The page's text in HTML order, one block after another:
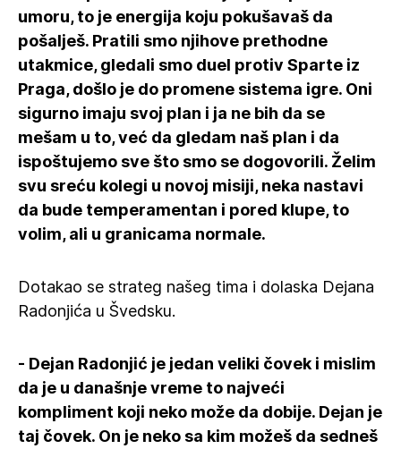
umoru, to je energija koju pokušavaš da
pošalješ. Pratili smo njihove prethodne
utakmice, gledali smo duel protiv Sparte iz
Praga, došlo je do promene sistema igre. Oni
sigurno imaju svoj plan i ja ne bih da se
mešam u to, već da gledam naš plan i da
ispoštujemo sve što smo se dogovorili. Želim
svu sreću kolegi u novoj misiji, neka nastavi
da bude temperamentan i pored klupe, to
volim, ali u granicama normale.
Dotakao se strateg našeg tima i dolaska Dejana
Radonjića u Švedsku.
- Dejan Radonjić je jedan veliki čovek i mislim
da je u današnje vreme to najveći
kompliment koji neko može da dobije. Dejan je
taj čovek. On je neko sa kim možeš da sedneš